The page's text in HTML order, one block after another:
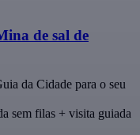
de sal de
da Cidade para o seu
sem filas + visita guiada